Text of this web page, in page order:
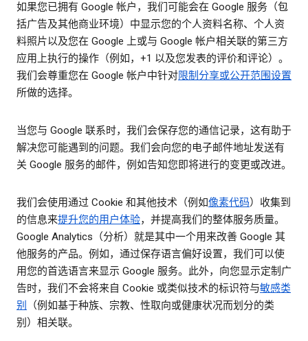
如果您已拥有 Google 帐户，我们可能会在 Google 服务（包
括广告及其他商业环境）中显示您的个人资料名称、个人资
料照片以及您在 Google 上或与 Google 帐户相关联的第三方
应用上执行的操作（例如，+1 以及您发表的评价和评论）。
我们会尊重您在 Google 帐户中针对限制分享或公开范围设置
所做的选择。
当您与 Google 联系时，我们会保存您的通信记录，这有助于
解决您可能遇到的问题。我们会向您的电子邮件地址发送有
关 Google 服务的邮件，例如告知您即将进行的变更或改进。
我们会使用通过 Cookie 和其他技术（例如像素代码）收集到
的信息来提升您的用户体验，并提高我们的整体服务质量。
Google Analytics（分析）就是其中一个用来改善 Google 其
他服务的产品。例如，通过保存语言偏好设置，我们可以使
用您的首选语言来显示 Google 服务。此外，向您显示定制广
告时，我们不会将来自 Cookie 或类似技术的标识符与敏感类
别
（例如基于种族、宗教、性取向或健康状况而划分的类
别）相关联。